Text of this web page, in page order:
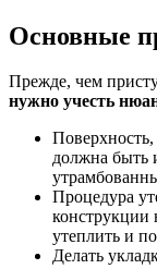
Основные
Прежде, чем
нужно учесть
должна быть
Процедура
конструкции
утеплить и
Делать